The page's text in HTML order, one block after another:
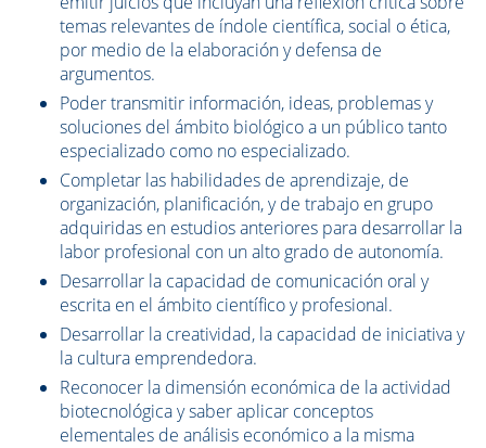
temas relevantes de índole científica, social o ética,
por medio de la elaboración y defensa de
argumentos.
Poder transmitir información, ideas, problemas y
soluciones del ámbito biológico a un público tanto
especializado como no especializado.
Completar las habilidades de aprendizaje, de
organización, planificación, y de trabajo en grupo
adquiridas en estudios anteriores para desarrollar la
labor profesional con un alto grado de autonomía.
Desarrollar la capacidad de comunicación oral y
escrita en el ámbito científico y profesional.
Desarrollar la creatividad, la capacidad de iniciativa y
la cultura emprendedora.
Reconocer la dimensión económica de la actividad
biotecnológica y saber aplicar conceptos
elementales de análisis económico a la misma